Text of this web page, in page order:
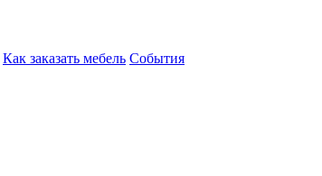
Как заказать мебель События